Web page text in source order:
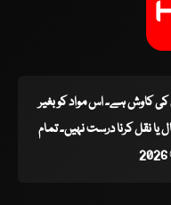
کی کاوش ہے۔ اس مواد کو بغیر
نقل کرنا درست نہیں۔ تمام